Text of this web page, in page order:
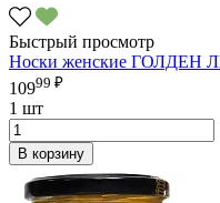
Быстрый просмотр
Носки женские ГОЛДЕН
10999 ₽
1 шт
В корзину